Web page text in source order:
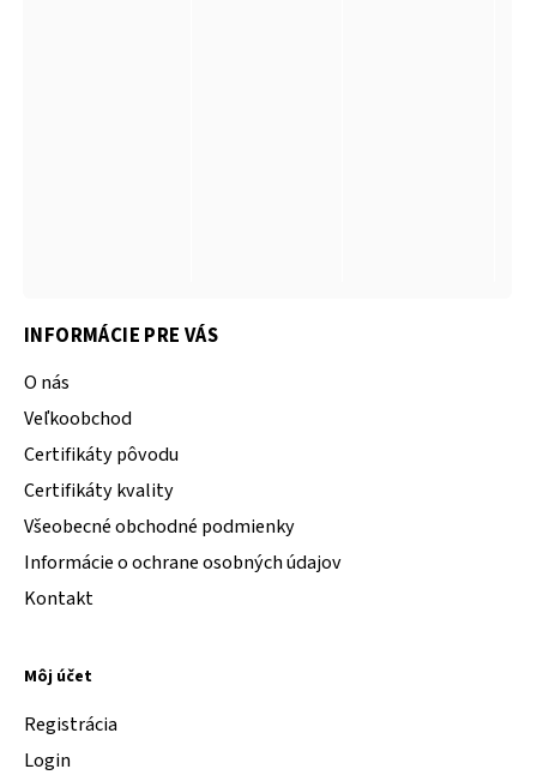
INFORMÁCIE PRE VÁS
O nás
Veľkoobchod
Certifikáty pôvodu
Certifikáty kvality
Všeobecné obchodné podmienky
Informácie o ochrane osobných údajov
Kontakt
Môj účet
Registrácia
Login